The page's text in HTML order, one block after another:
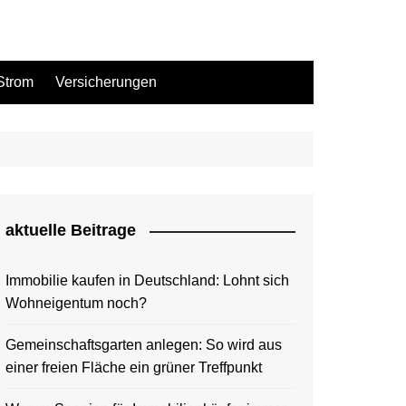
Versicherungen
aktuelle Beitrage
Immobilie kaufen in Deutschland: Lohnt sich
Wohneigentum noch?
Gemeinschaftsgarten anlegen: So wird aus
einer freien Fläche ein grüner Treffpunkt